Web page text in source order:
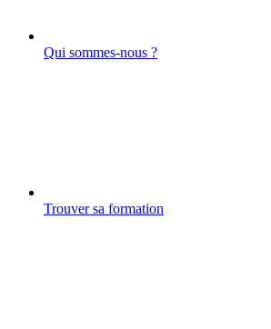
Qui sommes-nous ?
Trouver sa formation